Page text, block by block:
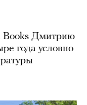
Books Дмитрию
года условно